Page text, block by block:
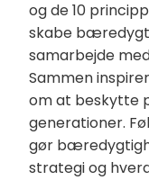
og de 10
skabe
samarbejde
Sammen
om at beskytte
generationer.
gør
strategi og